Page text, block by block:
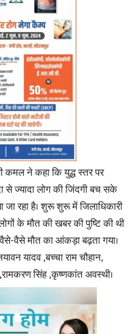
कमल ने कहा कि युद्ध स्तर पर
से ज्यादा लोग की जिंदगी बच सके
रहा है। शुरू शुरू में जिलाधिकारी
के मौत की खबर की पुष्टि की थी
वैसे मौत का आंकड़ा बढ़ता गया।
यादव ,बच्चा राम चौहान,
सिंह ,कृष्णकांत अवस्थी।